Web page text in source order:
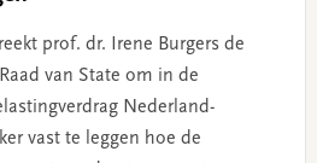
prof. dr. Irene Burgers de
van State om in de
Nederland-
vast te leggen hoe de